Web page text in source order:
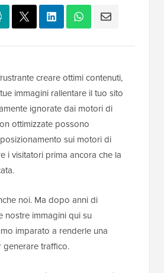
creare ottimi contenuti,
immagini rallentare il tuo sito
ignorate dai motori di
ottimizzate possono
sui motori di
i visitatori prima ancora che la
noi. Ma dopo anni di
nostre immagini qui su
imparato a renderle una
traffico.